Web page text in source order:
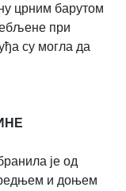
црним барутом
при
су могла да
је од
и доњем